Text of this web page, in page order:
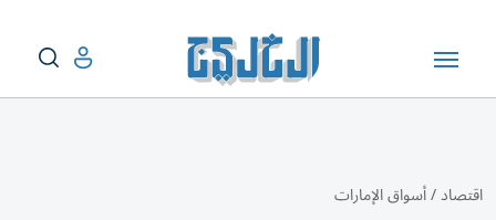
اقتصاد/أسواق الإمارات